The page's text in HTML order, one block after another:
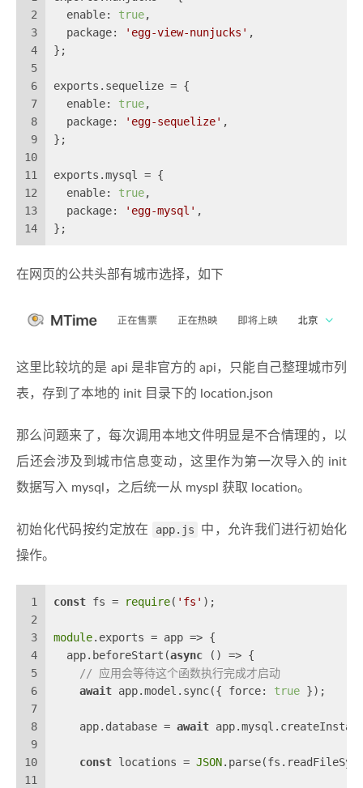
2
3
4
5
6
7
8
9
10
11
12
13
14
  enable:
true,
  package:
'egg-view-nunjucks' ,
};
exports.sequelize = {
  enable:
true,
  package:
'egg-sequelize' ,
};
exports.mysql = {
  enable:
true,
  package:
'egg-mysql' ,
};
在网页的公共头部有城市选择，如下
这里比较坑的是 api 是非官方的 api，只能自己整理城市列
表，存到了本地的 init 目录下的 location.json
那么问题来了，每次调用本地文件明显是不合情理的，以
后还会涉及到城市信息变动，这里作为第一次导入的 init
数据写入 mysql，之后统一从 myspl 获取 location。
初始化代码按约定放在 app.js
中，允许我们进行初始化
操作。
1
2
3
4
5
6
7
8
9
10
11
const fs = require( 'fs' );
module.exports = app => {
  app.beforeStart(
async () => {
// 应用会等待这个函数执行完成才启动
await app.model.sync({ force: true });
    app.database =
await
const locations = JSON